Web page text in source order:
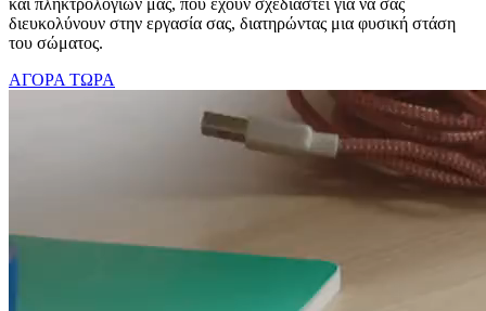
διευκολύνουν στην εργασία σας, διατηρώντας μια φυσική στάση
του σώματος.
ΑΓΟΡΑ ΤΩΡΑ